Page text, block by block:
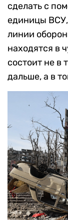
сделать с
единицы
линии
находятся в
состоит не в
дальше, а в